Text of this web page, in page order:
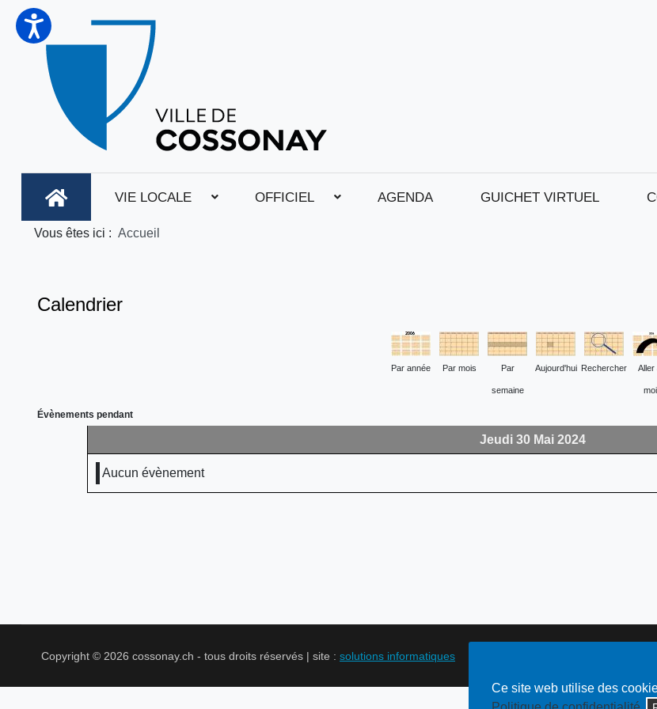
Ce site web utilise des
VIE LOCALE OFFICIEL AGENDA GUICHET VIRTUEL
Vous êtes ici : Accueil
Calendrier
Par année Par mois Par
semaine
Aujourd'hui Rechercher Aller
Évènements pendant
Jeudi 30 Mai 2024
Aucun évènement
Copyright © 2026 cossonay.ch - tous droits réservés | site : solutions informatiques